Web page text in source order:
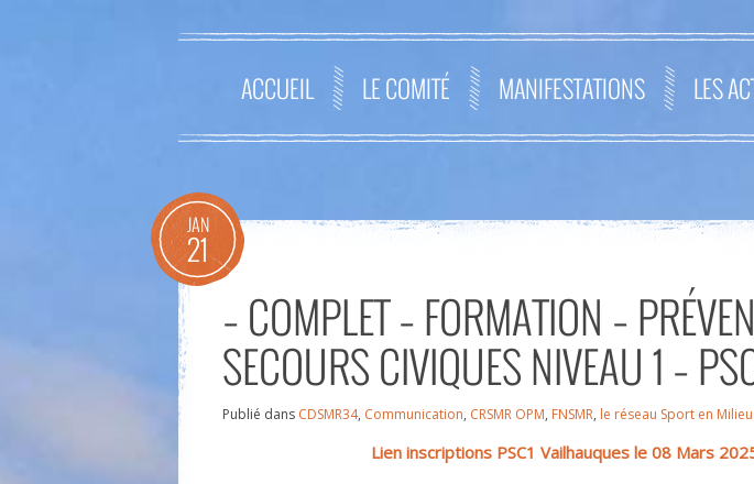
ACCUEIL LE COMITÉ MANIFESTATIONS LES
JAN
21
– COMPLET – FORMATION –
SECOURS CIVIQUES NIVEAU 1 –
Publié dans CDSMR34, Communication, CRSMR OPM, FNSMR, le réseau Sport en
Lien inscriptions PSC1 Vailhauques le 08 Mars